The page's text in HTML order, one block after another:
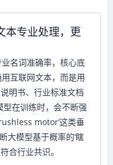
本专业处理，更
名词准确率，核心底
用互联网文本，而是用
明书、行业标准文档
在训练时，会不断强
motor’这类垂
大模型基于概率的‘瞎
合行业共识。